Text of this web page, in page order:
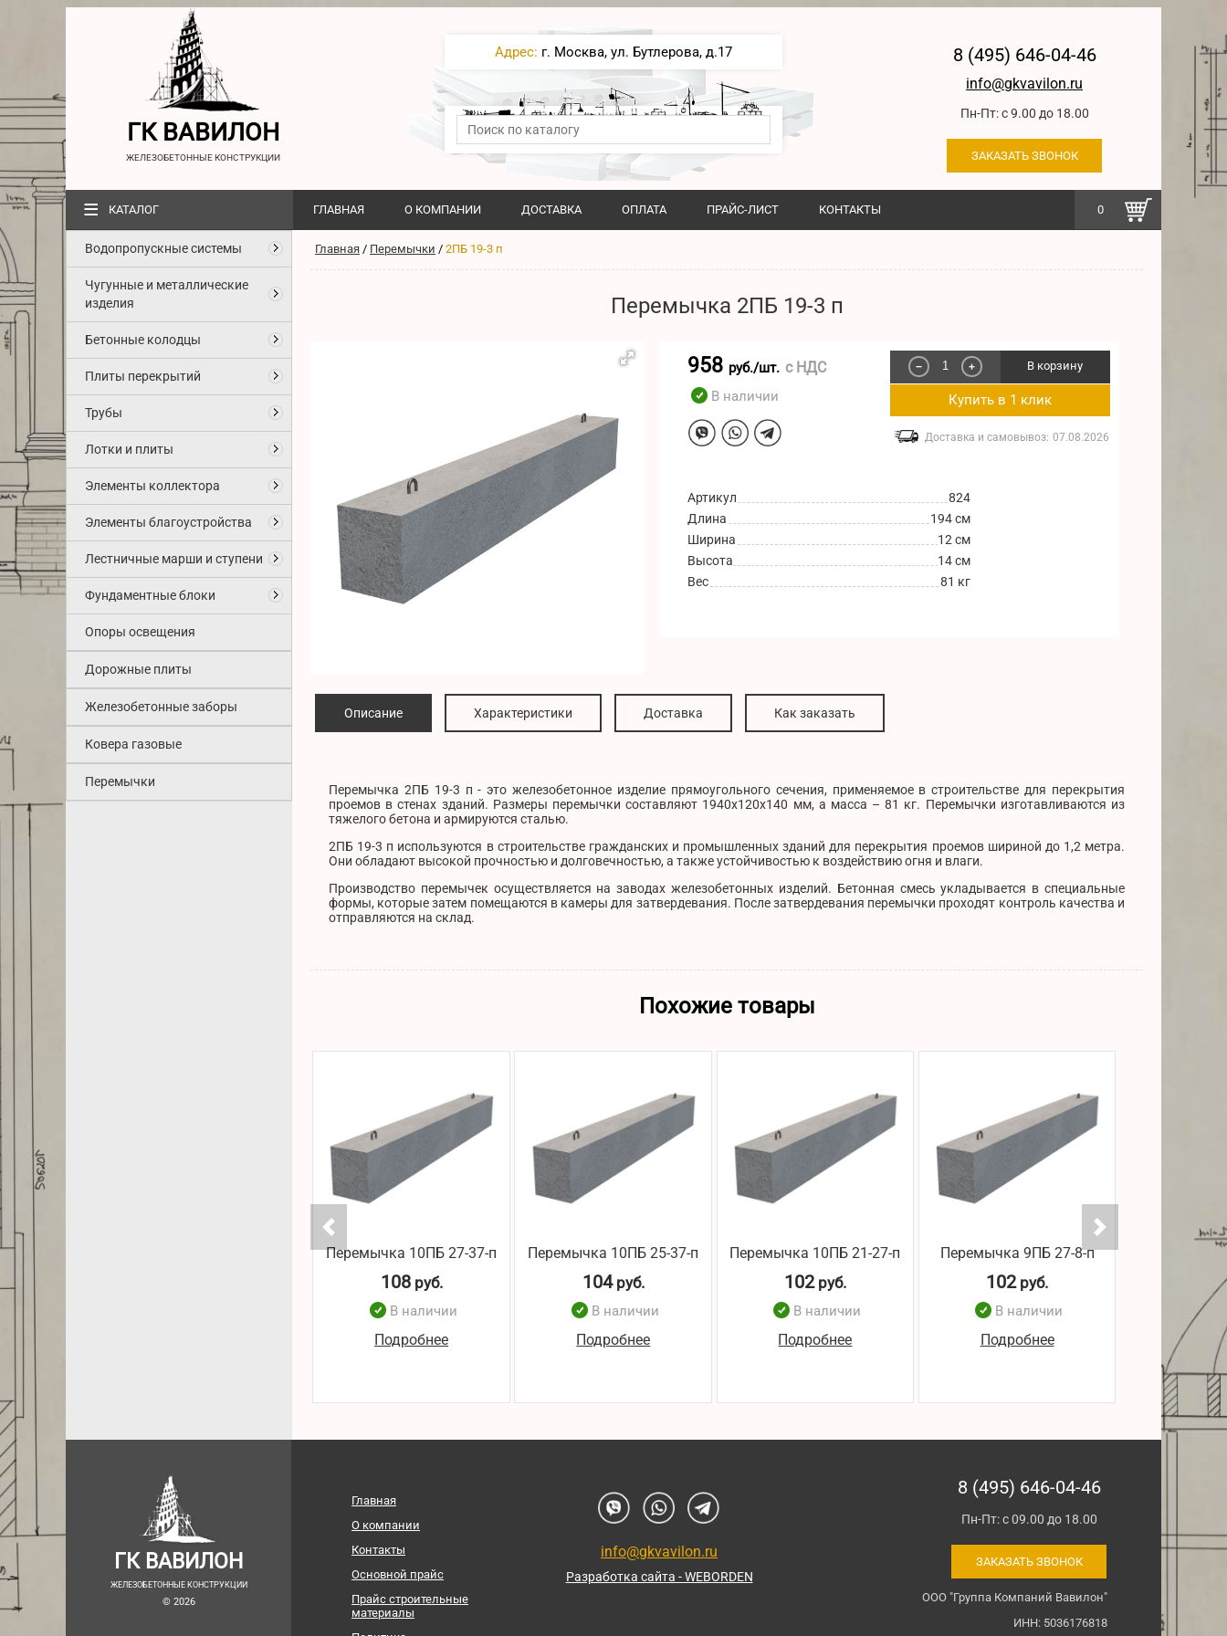
ГК ВАВИЛОН
ЖЕЛЕЗОБЕТОННЫЕ КОНСТРУКЦИИ
Адрес: г. Москва, ул. Бутлерова, д.17 8 (495) 646-04-46
info@gkvavilon.ru
Пн-Пт: с 9.00 до 18.00
ЗАКАЗАТЬ ЗВОНОК
0
≡ КАТАЛОГ ГЛАВНАЯ О КОМПАНИИ ДОСТАВКА ОПЛАТА ПРАЙС-ЛИСТ КОНТАКТЫ
Водопропускные системы
Чугунные и металлические
изделия
Бетонные колодцы
Плиты перекрытий
Трубы
Лотки и плиты
Элементы коллектора
Элементы благоустройства
Лестничные марши и ступени
Фундаментные блоки
Опоры освещения
Дорожные плиты
Железобетонные заборы
Ковера газовые
Перемычки
Главная / Перемычки / 2ПБ 19-3 п
Перемычка 2ПБ 19-3 п
958 руб./шт. с НДС
В наличии
− + В корзину
Купить в 1 клик
Доставка и самовывоз: 07.08.2026
Артикул
824
Длина
194 см
Ширина
12 см
Высота
14 см
Вес
81 кг
Описание Характеристики Доставка Как заказать
Перемычка 2ПБ 19-3 п - это железобетонное изделие прямоугольного сечения, применяемое в строительстве для перекрытия
проемов в стенах зданий. Размеры перемычки составляют 1940x120x140 мм, а масса – 81 кг. Перемычки изготавливаются из
тяжелого бетона и армируются сталью.
2ПБ 19-3 п используются в строительстве гражданских и промышленных зданий для перекрытия проемов шириной до 1,2 метра.
Они обладают высокой прочностью и долговечностью, а также устойчивостью к воздействию огня и влаги.
Производство перемычек осуществляется на заводах железобетонных изделий. Бетонная смесь укладывается в специальные
формы, которые затем помещаются в камеры для затвердевания. После затвердевания перемычки проходят контроль качества и
отправляются на склад.
Похожие товары
Перемычка 10ПБ 27-37-п
108руб.
В наличии
Подробнее
Перемычка 10ПБ 25-37-п
104руб.
В наличии
Подробнее
Перемычка 10ПБ 21-27-п
102руб.
В наличии
Подробнее
Перемычка 9ПБ 27-8-п
102руб.
В наличии
Подробнее
Перемычка
В
ГК ВАВИЛОН
ЖЕЛЕЗОБЕТОННЫЕ КОНСТРУКЦИИ
© 2026
Главная
О компании
Контакты
Основной прайс
Прайс строительные
материалы
info@gkvavilon.ru
Разработка сайта - WEBORDEN
8 (495) 646-04-46
Пн-Пт: с 09.00 до 18.00
ЗАКАЗАТЬ ЗВОНОК
ООО "Группа Компаний Вавилон"
ИНН: 5036176818